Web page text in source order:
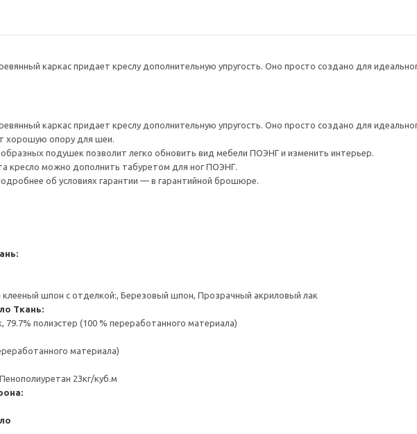
каркас придает креслу дополнительную упругость. Оно просто создано для
каркас придает креслу дополнительную упругость. Оно просто создано для
хорошую опору для шеи.
подушек позволит легко обновить вид мебели ПОЭНГ и изменить интерьер.
кресло можно дополнить табуретом для ног ПОЭНГ.
об условиях гарантии — в гарантийной брошюре.
шпон с отделкой:, Березовый шпон, Прозрачный акриловый лак
Ткань:
79.7% полиэстер (100 % переработанного материала)
материала)
23кг/куб.м